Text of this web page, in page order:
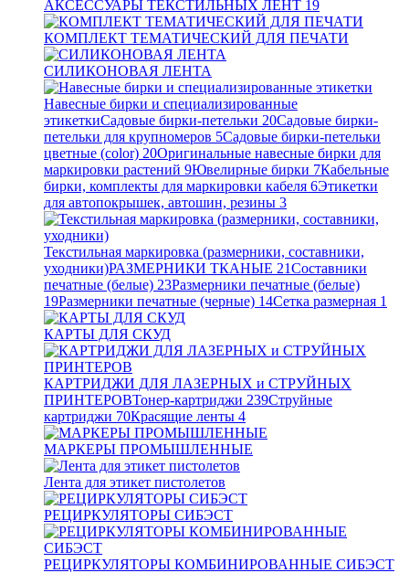
АКСЕССУАРЫ ТЕКСТИЛЬНЫХ ЛЕНТ 19
КОМПЛЕКТ ТЕМАТИЧЕСКИЙ ДЛЯ ПЕЧАТИ
СИЛИКОНОВАЯ ЛЕНТА
Навесные бирки и специализированные
этикеткиСадовые бирки-петельки 20Садовые бирки-
петельки для крупномеров 5Садовые бирки-петельки
цветные (color) 20Оригинальные навесные бирки для
маркировки растений 9Ювелирные бирки 7Кабельные
бирки, комплекты для маркировки кабеля 6Этикетки
для автопокрышек, автошин, резины 3
Текстильная маркировка (размерники, составники,
уходники)РАЗМЕРНИКИ ТКАНЫЕ 21Составники
печатные (белые) 23Размерники печатные (белые)
19Размерники печатные (черные) 14Сетка размерная 1
КАРТЫ ДЛЯ СКУД
КАРТРИДЖИ ДЛЯ ЛАЗЕРНЫХ и СТРУЙНЫХ
ПРИНТЕРОВТонер-картриджи 239Струйные
картриджи 70Красящие ленты 4
МАРКЕРЫ ПРОМЫШЛЕННЫЕ
Лента для этикет пистолетов
РЕЦИРКУЛЯТОРЫ СИБЭСТ
РЕЦИРКУЛЯТОРЫ КОМБИНИРОВАННЫЕ СИБЭСТ